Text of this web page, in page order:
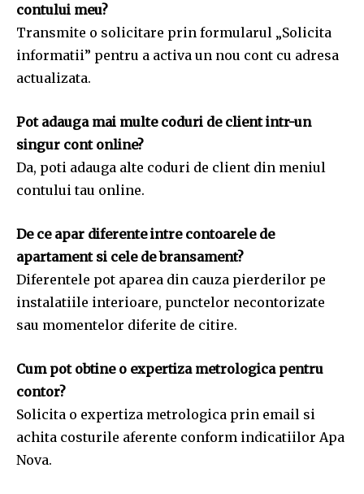
contului meu?
Transmite o solicitare prin formularul „Solicita
informatii” pentru a activa un nou cont cu adresa
actualizata.
Pot adauga mai multe coduri de client intr-un
singur cont online?
Da, poti adauga alte coduri de client din meniul
contului tau online.
De ce apar diferente intre contoarele de
apartament si cele de bransament?
Diferentele pot aparea din cauza pierderilor pe
instalatiile interioare, punctelor necontorizate
sau momentelor diferite de citire.
Cum pot obtine o expertiza metrologica pentru
contor?
Solicita o expertiza metrologica prin email si
achita costurile aferente conform indicatiilor Apa
Nova.